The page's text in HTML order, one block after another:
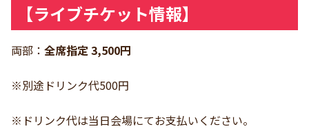
【ライブチケット情報】
両部： 全席指定 3,500円
※別途ドリンク代500円
※ドリンク代は当日会場にてお支払いください。